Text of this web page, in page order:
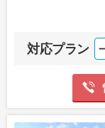
対応プラン